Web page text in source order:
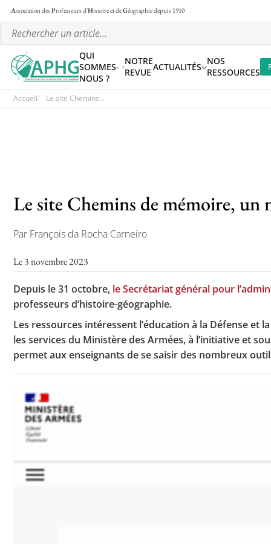
Association desProfesseurs d'Histoire et deGéographiedepuis 1910
QUI
SOMMES-
NOUS ?
NOTRE
REVUE ACTUALITÉS NOS
RESSOURCES
Accueil Le site Chemins...
Le site Chemins de mémoire, un
Par François da Rocha Carneiro
Le 3 novembre 2023
Depuis le 31 octobre, le Secrétariat général pour
professeurs d’histoire-géographie.
Les ressources intéressent l’éducation à la Défense
les services du Ministère des Armées, à l’initiative et
permet aux enseignants de se saisir des nombreux